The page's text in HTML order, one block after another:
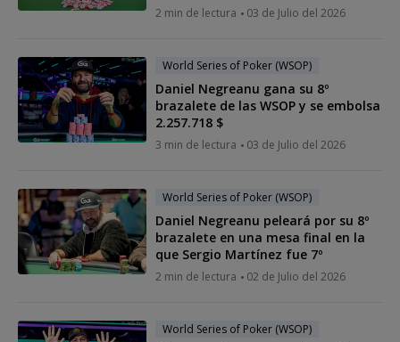
2 min de lectura 03 de Julio del 2026
World Series of Poker (WSOP)
Daniel Negreanu gana su 8º
brazalete de las WSOP y se embolsa
2.257.718 $
3 min de lectura 03 de Julio del 2026
World Series of Poker (WSOP)
Daniel Negreanu peleará por su 8º
brazalete en una mesa final en la
que Sergio Martínez fue 7º
2 min de lectura 02 de Julio del 2026
World Series of Poker (WSOP)